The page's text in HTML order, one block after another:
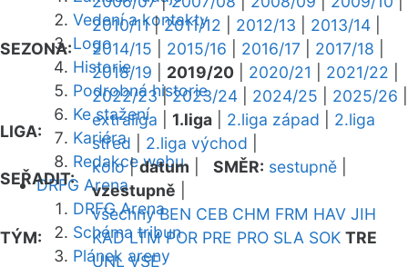
Vedení a kontakty
Logo
Historie
Podrobná historie
Ke stažení
Kariéra
Redakce webu
DRFG Arena
DRFG Arena
Schéma tribun
Plánek areny
SEZONA:
2010/11|2011/12 2012/13 2013/14
2014/15
2015/16 2016/17 2017/18
2018/19
2019/20 2020/21 2021/22
2022/23|2023/24 2024/25 2025/26
LIGA:
extraliga 1.liga 2.liga západ
2.liga
střed
2.liga východ
SEŘADIT:
kolo|datum SMĚR: sestupně
vzestupně
TÝM:
všechny BEN CEB CHM FRM HAV JIH
KAD LTM POR PRE PRO SLA SOK TRE
UNL VSE